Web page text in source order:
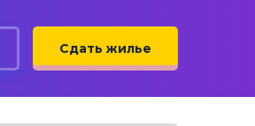
Сдать жилье